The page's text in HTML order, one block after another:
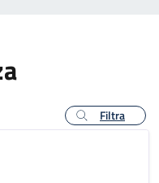
Filtra